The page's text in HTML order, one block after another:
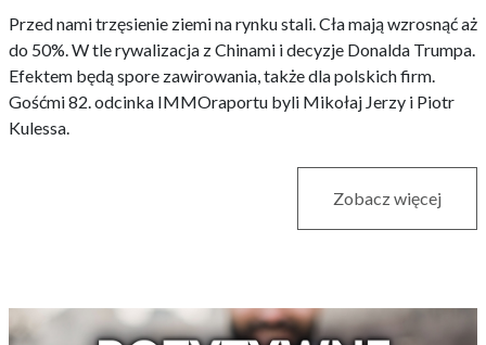
Przed nami trzęsienie ziemi na rynku stali. Cła mają wzrosnąć aż
do 50%. W tle rywalizacja z Chinami i decyzje Donalda Trumpa.
Efektem będą spore zawirowania, także dla polskich firm.
Gośćmi 82. odcinka IMMOraportu byli Mikołaj Jerzy i Piotr
Kulessa.
Zobacz więcej